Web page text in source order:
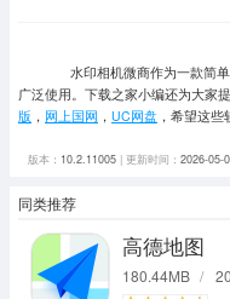
水印相机微商作为一款简单
广泛使用。下载之家小编还为大家
版 ， 网上国网 ， UC网盘 ，希望这些
版本： 10.2.11005| 更新时间： 2026-05-
同类推荐
高德地图
180.44MB /